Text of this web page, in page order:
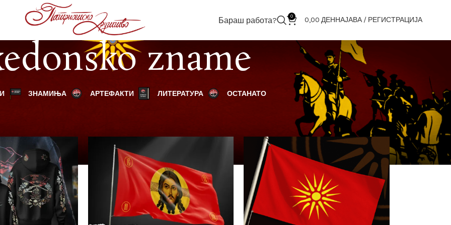
Бараш работа? 0 0,00 ДЕННАЈАВА / РЕГИСТРАЦИЈА
zname
ЗНАМИЊА АРТЕФАКТИ ЛИТЕРАТУРА ОСТАНАТО